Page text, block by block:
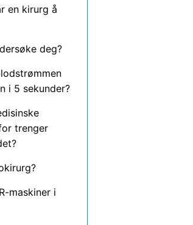
en kirurg å
deg?
i 5 sekunder?
trenger
maskiner i